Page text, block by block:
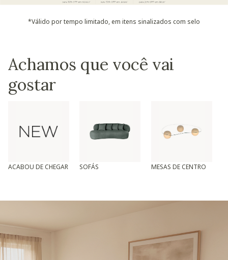
*Válido por tempo limitado, em itens sinalizados com selo
Achamos que você vai
gostar
ACABOU DE CHEGAR SOFÁS MESAS DE CENTRO